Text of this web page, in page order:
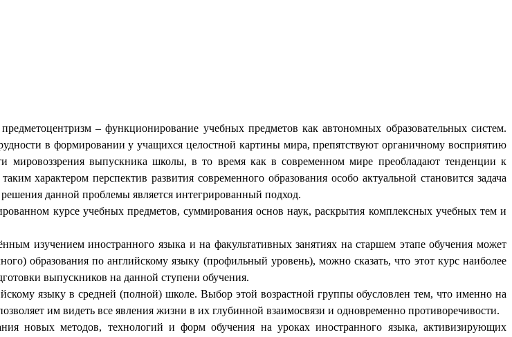
– функционирование учебных предметов как автономных образовательных систем.
в формировании у учащихся целостной картины мира, препятствуют органичному восприятию
мировоззрения выпускника школы, в то время как в современном мире преобладают тенденции к
характером перспектив развития современного образования особо актуальной становится задача
данной проблемы является интегрированный подход.
курсе учебных предметов, суммирования основ наук, раскрытия комплексных учебных тем и
изучением иностранного языка и на факультативных занятиях на старшем этапе обучения может
образования по английскому языку (профильный уровень), можно сказать, что этот курс наиболее
выпускников на данной ступени обучения.
языку в средней (полной) школе. Выбор этой возрастной группы обусловлен тем, что именно на
им видеть все явления жизни в их глубинной взаимосвязи и одновременно противоречивости.
новых методов, технологий и форм обучения на уроках иностранного языка, активизирующих